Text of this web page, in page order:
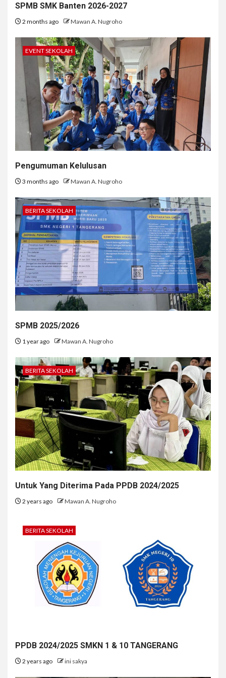
SPMB SMK Banten 2026-2027
2 months ago Mawan A. Nugroho
EVENT SEKOLAH
Pengumuman Kelulusan
3 months ago Mawan A. Nugroho
BERITA SEKOLAH
SPMB 2025/2026
1 year ago Mawan A. Nugroho
BERITA SEKOLAH
Untuk Yang Diterima Pada PPDB 2024/2025
2 years ago Mawan A. Nugroho
BERITA SEKOLAH
PPDB 2024/2025 SMKN 1 & 10 TANGERANG
2 years ago ini sakya